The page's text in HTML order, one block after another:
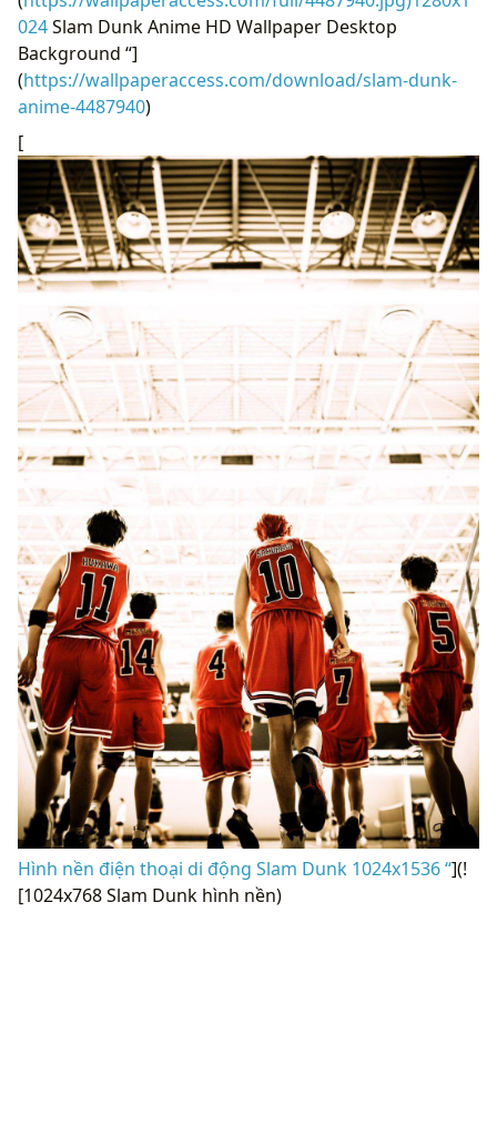
024Slam Dunk Anime HD Wallpaper Desktop
Background “]
(https://wallpaperaccess.com/download/slam-dunk-
anime-4487940)
[
Hình nền điện thoại di động Slam Dunk 1024x1536 “](!
[1024x768 Slam Dunk hình nền)